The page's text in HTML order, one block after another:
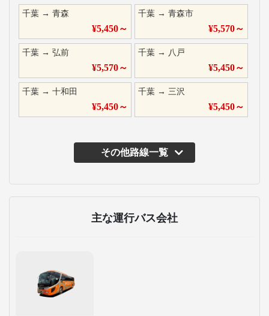
千葉 → 青森
¥5,450～
千葉 →青森市
¥5,570～
千葉 → 弘前
¥5,570～
千葉 → 八戸
¥5,450～
千葉 → 十和田
¥5,450～
千葉 →三沢
¥5,450～
その他路線一覧
主な運行バス会社